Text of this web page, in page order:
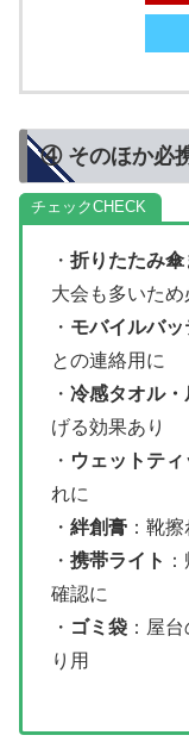
④ そのほか必
チェック
・ 折りたたみ傘
大会も多いため
・ モバイルバッ
との連絡用に
・ 冷感タオル・
げる効果あり
・ ウェットティ
れに
・ 絆創膏 ：靴
・ 携帯ライト
確認に
・ ゴミ袋 ：屋
り用